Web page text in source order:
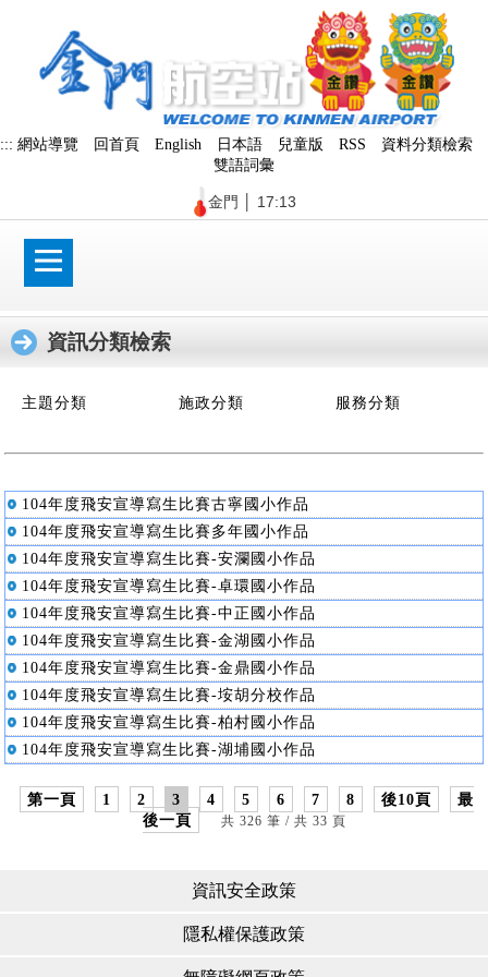
塊
::: 網站導覽 回首頁 English 日本語 兒童版 RSS
資料分類檢索
雙語詞彙
金門 17:13
資訊分類檢索
:::主題分類 施政分類 服務分類
104年度飛安宣導寫生比賽古寧國小作品
104年度飛安宣導寫生比賽多年國小作品
104年度飛安宣導寫生比賽-安瀾國小作品
104年度飛安宣導寫生比賽-卓環國小作品
104年度飛安宣導寫生比賽-中正國小作品
104年度飛安宣導寫生比賽-金湖國小作品
104年度飛安宣導寫生比賽-金鼎國小作品
104年度飛安宣導寫生比賽-垵胡分校作品
104年度飛安宣導寫生比賽-柏村國小作品
104年度飛安宣導寫生比賽-湖埔國小作品
第一頁 1 2 3 4 5 6 7 8 後10頁
最
後一頁
共 326 筆 / 共 33 頁
資訊安全政策
隱私權保護政策